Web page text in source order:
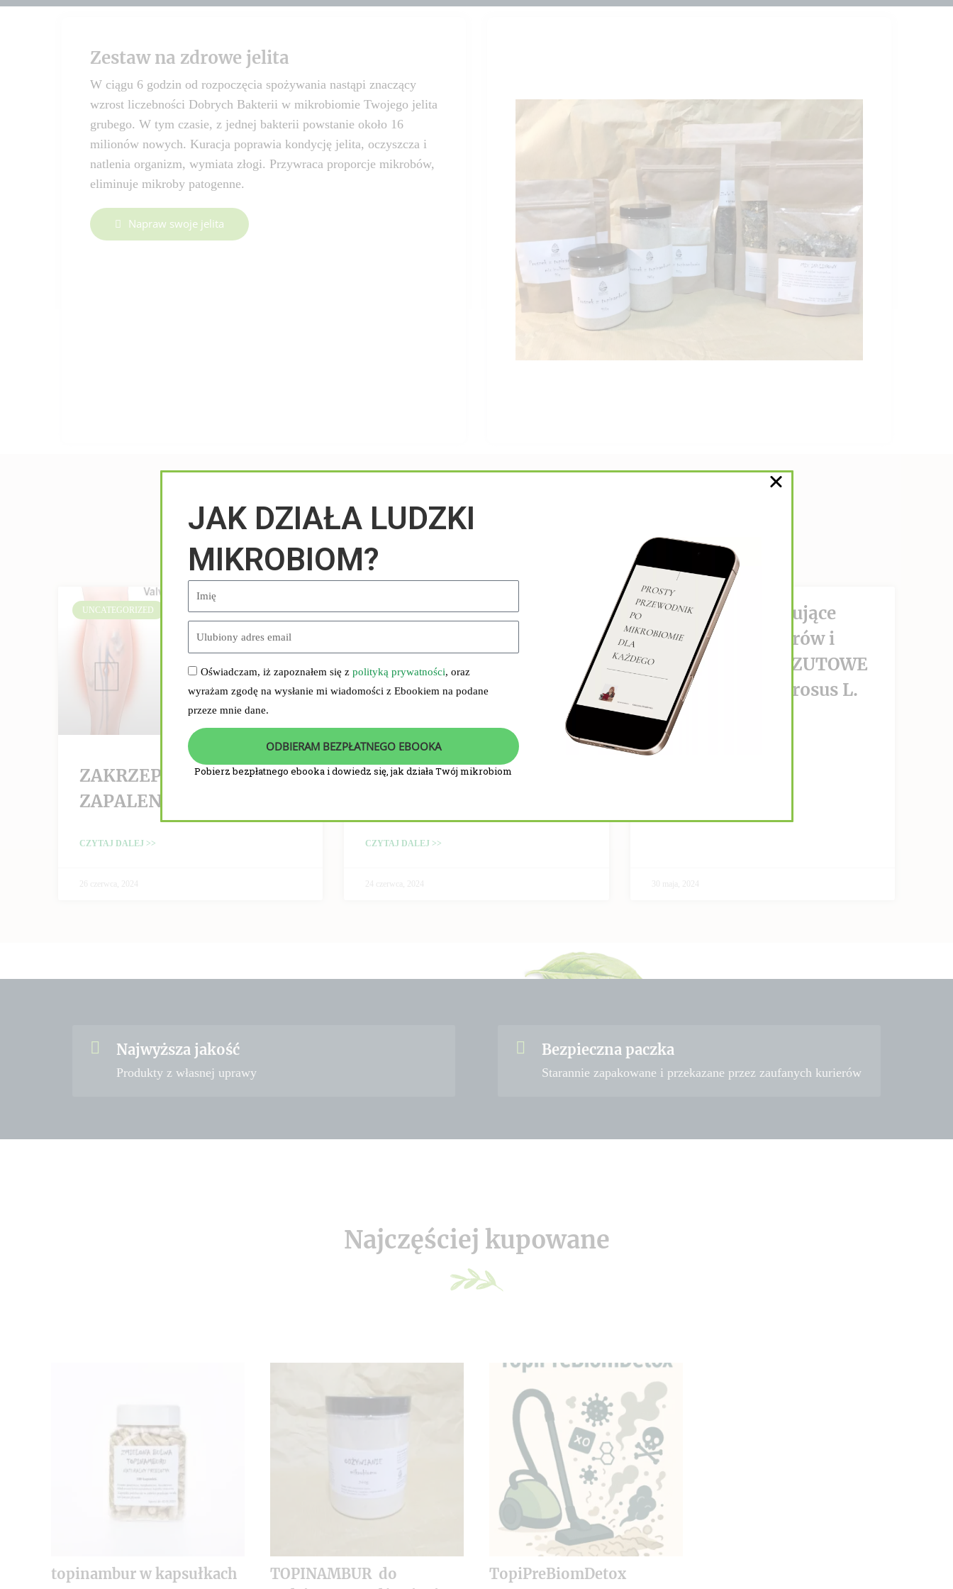
Zestaw na zdrowe jelita
W ciągu 6 godzin od rozpoczęcia spożywania nastąpi znaczący
wzrost liczebności Dobrych Bakterii w mikrobiomie Twojego jelita
grubego. W tym czasie, z jednej bakterii powstanie około 16
milionów nowych. Kuracja poprawia kondycję jelita, oczyszcza i
natlenia organizm, wymiata złogi. Przywraca proporcje mikrobów,
eliminuje mikroby patogenne.
Napraw swoje jelita
UNCATEGORIZED
ZAKRZEPICA /
ZAPALENIE ŻYŁ
CZYTAJ DALEJ >>
26 czerwca, 2024
UNCATEGORIZED
PRZEBIEG I WYNIKI
CZYTAJ DALEJ >>
24 czerwca, 2024
DZIAŁANIE hamujące
wzrost nowotworów i
PRZECIWPRZERZUTOWE
Helianthus Tuberosus L.
CZYTAJ DALEJ >>
30 maja, 2024
Najwyższa jakość
Produkty z własnej uprawy
Bezpieczna paczka
Starannie zapakowane i przekazane przez zaufanych kurierów
Najczęściej kupowane
topinambur w kapsułkach
TOPINAMBUR do
TopiPreBiomDetox
JAK DZIAŁA LUDZKI
MIKROBIOM?
Oświadczam, iż zapoznałem się z polityką prywatności, oraz
wyrażam zgodę na wysłanie mi wiadomości z Ebookiem na podane
przeze mnie dane.
ODBIERAM BEZPŁATNEGO EBOOKA
Pobierz bezpłatnego ebooka i dowiedz się, jak działa Twój mikrobiom